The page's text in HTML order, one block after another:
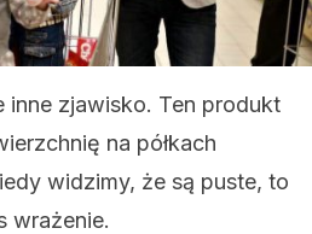
inne zjawisko. Ten produkt
na półkach
widzimy, że są puste, to
wrażenie.